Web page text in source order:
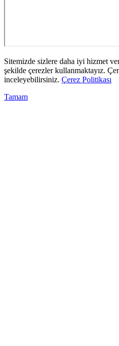
Sitemizde sizlere daha iyi hizmet
şekilde çerezler kullanmaktayız.
inceleyebilirsiniz. Çerez Politikası
Tamam